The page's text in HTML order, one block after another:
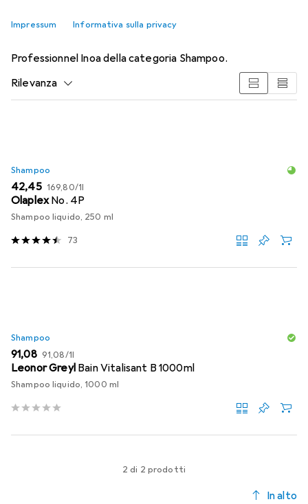
Impressum Informativa sulla privacy
Professionnel Inoa della categoria Shampoo.
Rilevanza
Shampoo
EUR
42,45 EUR
169,80/1l
OlaplexNo. 4P
Shampoo liquido, 250 ml
73
Shampoo
EUR
91,08 EUR
91,08/1l
Leonor Greyl Bain Vitalisant B 1000ml
Shampoo liquido, 1000 ml
2 di 2 prodotti
In alto